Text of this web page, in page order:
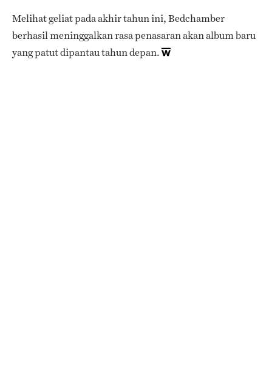
Melihat geliat pada akhir tahun ini, Bedchamber
berhasil meninggalkan rasa penasaran akan album baru
yang patut dipantau tahun depan.